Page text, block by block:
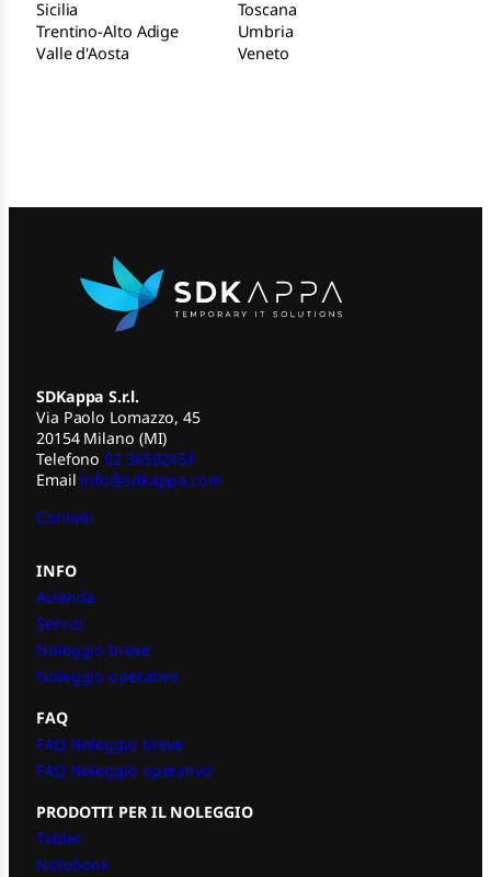
Sicilia
Toscana
Trentino-Alto Adige
Umbria
Valle d'Aosta
Veneto
SDKappa S.r.l.
Via Paolo Lomazzo, 45
20154 Milano (MI)
Telefono02 36592451
Email info@sdkappa.com
Contatti
INFO
Azienda
Servizi
Noleggio breve
Noleggio operativo
FAQ
FAQ Noleggio breve
FAQ Noleggio operativo
PRODOTTI PER IL NOLEGGIO
Tablet
Notebook